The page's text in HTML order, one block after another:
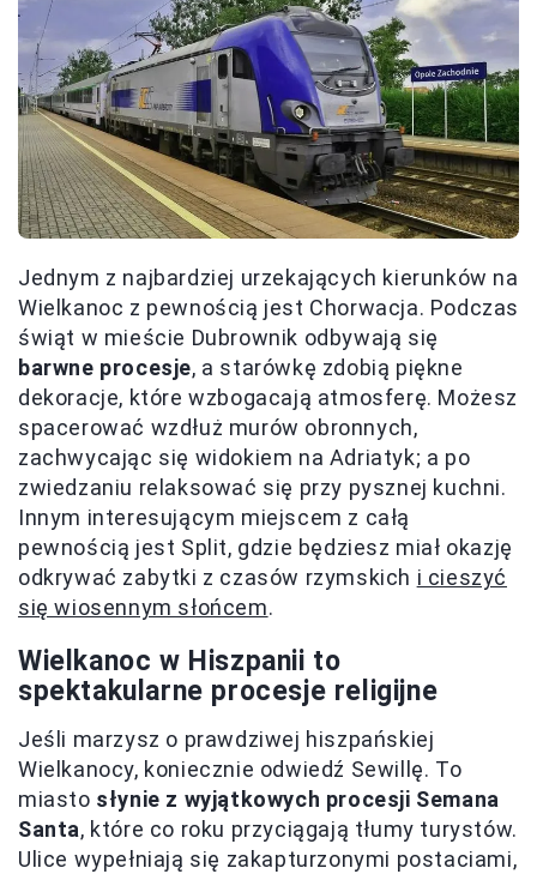
Jednym z najbardziej urzekających kierunków na
Wielkanoc z pewnością jest Chorwacja. Podczas
świąt w mieście Dubrownik odbywają się
barwne procesje, a starówkę zdobią piękne
dekoracje, które wzbogacają atmosferę. Możesz
spacerować wzdłuż murów obronnych,
zachwycając się widokiem na Adriatyk; a po
zwiedzaniu relaksować się przy pysznej kuchni.
Innym interesującym miejscem z całą
pewnością jest Split, gdzie będziesz miał okazję
odkrywać zabytki z czasów rzymskich i cieszyć
się wiosennym słońcem.
Wielkanoc w Hiszpanii to
spektakularne procesje religijne
Jeśli marzysz o prawdziwej hiszpańskiej
Wielkanocy, koniecznie odwiedź Sewillę. To
miasto słynie z wyjątkowych procesji Semana
Santa, które co roku przyciągają tłumy turystów.
Ulice wypełniają się zakapturzonymi postaciami,